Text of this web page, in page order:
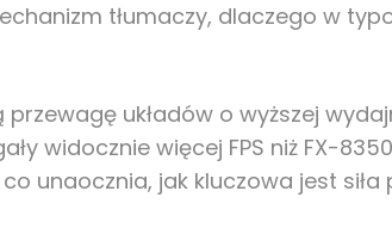
tłumaczy, dlaczego w
układów o wyższej
widocznie więcej FPS niż FX-
unaocznia, jak kluczowa jest